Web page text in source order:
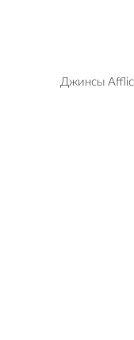
Джинсы